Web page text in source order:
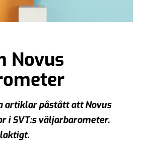
Novus
artiklar påstått att Novus
i SVT:s väljarbarometer.